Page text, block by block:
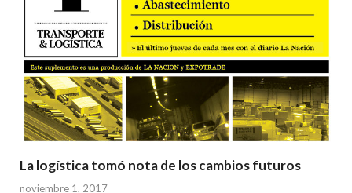
La logística tomó nota de los cambios futuros
noviembre 1, 2017